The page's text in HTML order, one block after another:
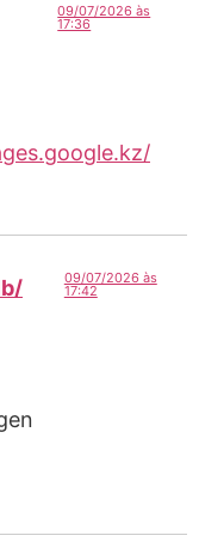
09/07/2026 às
17:36
09/07/2026 às
17:42